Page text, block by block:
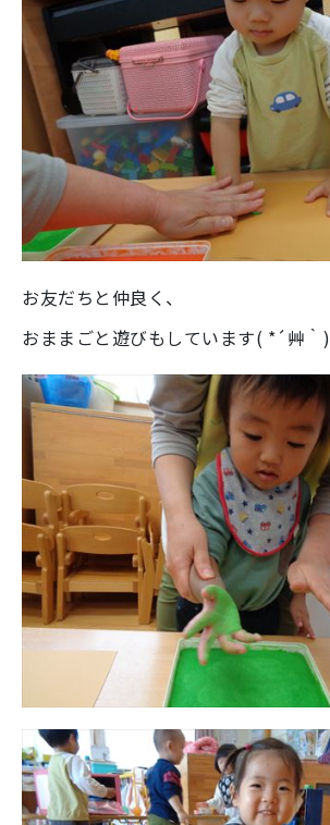
お友だちと仲良く、
おままごと遊びもしています( *´艸｀)